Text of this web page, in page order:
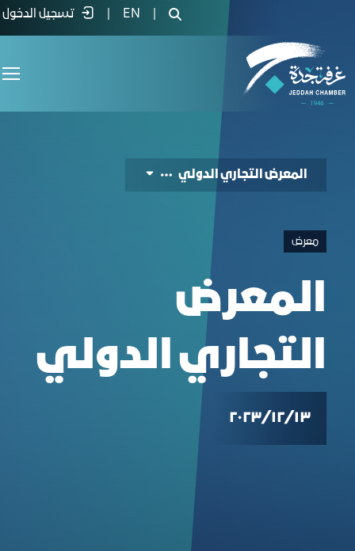
International Trade Exhibition - غرفة جدة
EN تسجيل الدخول
المعرض التجاري الدولي
معرض
المعرض
التجاري الدولي
١٣‏/١٢‏/٢٠٢٣